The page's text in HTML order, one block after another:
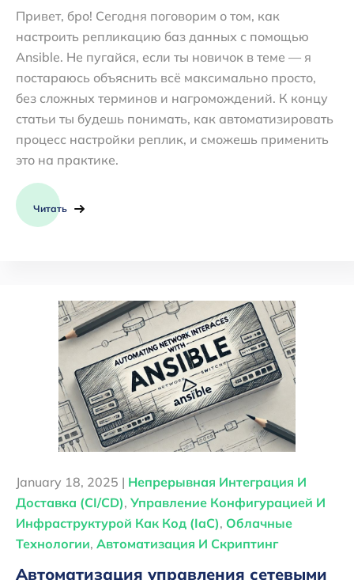
Привет, бро! Сегодня поговорим о том, как
настроить репликацию баз данных с помощью
Ansible. Не пугайся, если ты новичок в теме — я
постараюсь объяснить всё максимально просто,
без сложных терминов и нагромождений. К концу
статьи ты будешь понимать, как автоматизировать
процесс настройки реплик, и сможешь применить
это на практике.
Читать
January 18, 2025 | Непрерывная Интеграция И
Доставка (CI/CD), Управление Конфигурацией И
Инфраструктурой Как Код (IaC), Облачные
Технологии, Автоматизация И Скриптинг
Автоматизация управления сетевыми